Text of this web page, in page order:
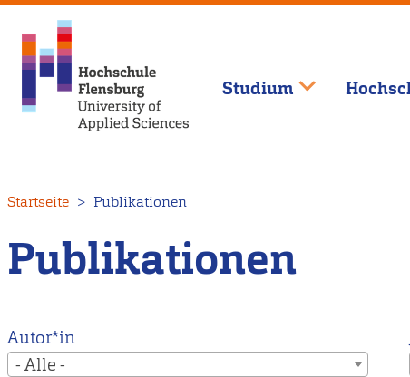
zum
Inhalt
Studium
Startseite Publikationen
Publikationen
Autor*in
- Alle -